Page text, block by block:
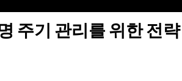
주기 관리를 위한 전략